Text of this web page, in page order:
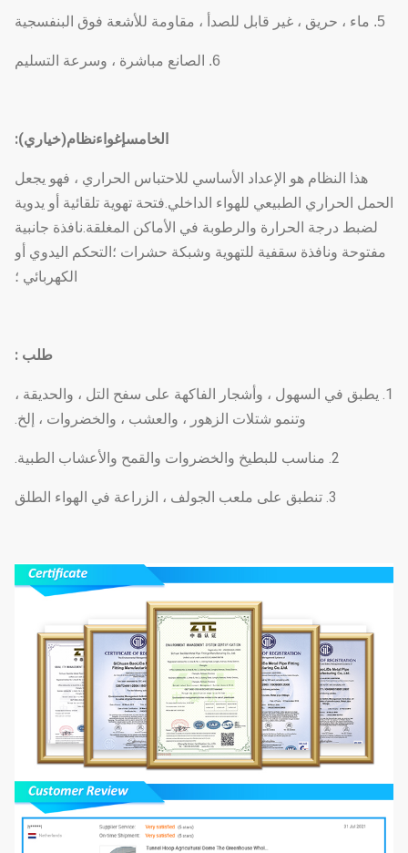
5. ماء ، حريق ، غير قابل للصدأ ، مقاومة للأشعة فوق البنفسجية
6. الصانع مباشرة ، وسرعة التسليم
الخامسإغواءنظام(خياري):
هذا النظام هو الإعداد الأساسي للاحتباس الحراري ، فهو يجعل
الحمل الحراري الطبيعي للهواء الداخلي.فتحة تهوية تلقائية أو يدوية
لضبط درجة الحرارة والرطوبة في الأماكن المغلقة.نافذة جانبية
مفتوحة ونافذة سقفية للتهوية وشبكة حشرات ؛التحكم اليدوي أو
الكهربائي ؛
طلب :
1. يطبق في السهول ، وأشجار الفاكهة على سفح التل ، والحديقة ،
وتنمو شتلات الزهور ، والعشب ، والخضروات ، إلخ.
2. مناسب للبطيخ والخضروات والقمح والأعشاب الطبية.
3. تنطبق على ملعب الجولف ، الزراعة في الهواء الطلق